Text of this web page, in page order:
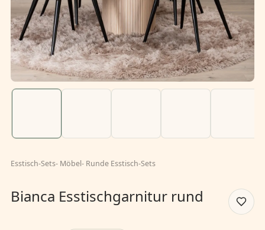
Esstisch-Sets- Möbel- Runde Esstisch-Sets
Bianca Esstischgarnitur rund